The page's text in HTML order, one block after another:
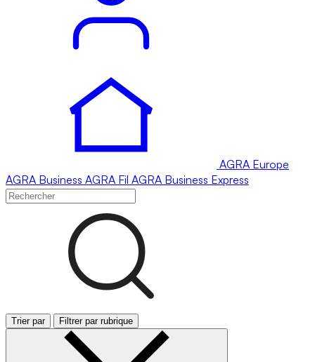
AGRA Europe
AGRA Business AGRA Fil AGRA Business Express
Trier par Filtrer par rubrique